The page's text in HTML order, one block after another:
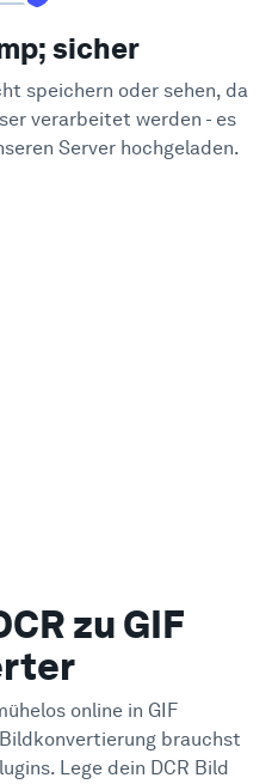
sicher
speichern oder sehen, da
verarbeitet werden - es
Server hochgeladen.
zu GIF
online in GIF
brauchst
Lege dein DCR Bild